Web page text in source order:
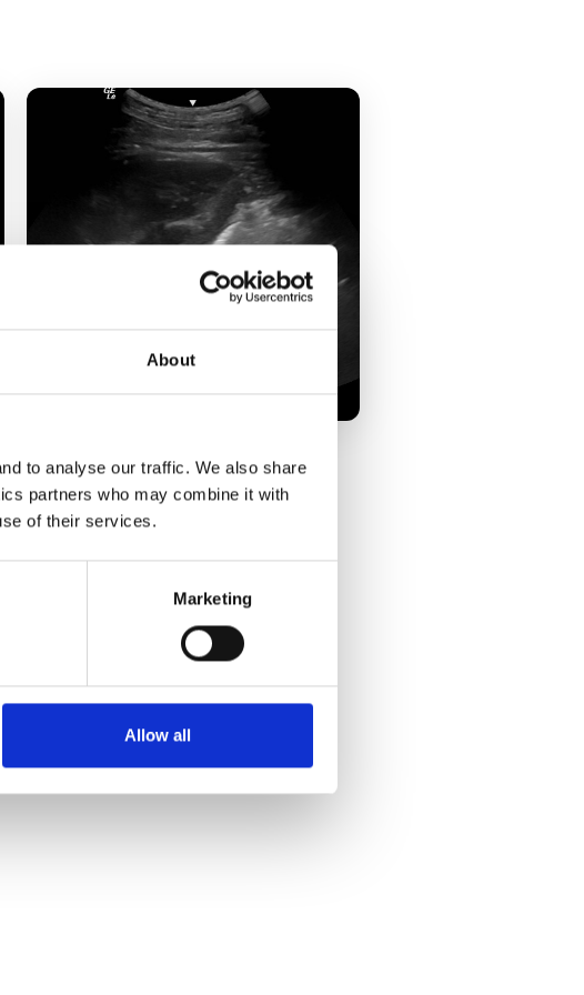
About
to analyse our traffic. We also share
partners who may combine it with
of their services.
Marketing
Allow all